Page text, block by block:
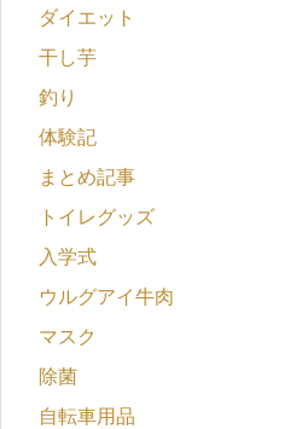
ダイエット
干し芋
釣り
体験記
まとめ記事
トイレグッズ
入学式
ウルグアイ牛肉
マスク
除菌
自転車用品